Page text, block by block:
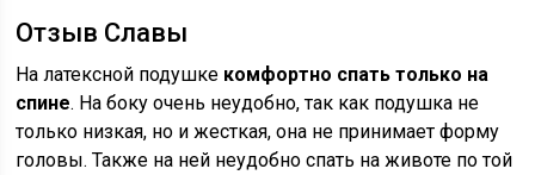
Отзыв Славы
На латексной подушке комфортно спать только на
спине. На боку очень неудобно, так как подушка не
только низкая, но и жесткая, она не принимает форму
головы. Также на ней неудобно спать на животе по той